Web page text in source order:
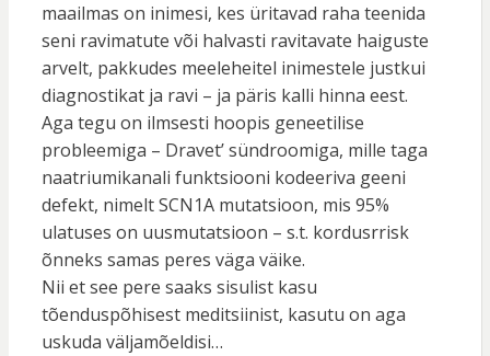
maailmas on inimesi, kes üritavad raha teenida
seni ravimatute või halvasti ravitavate haiguste
arvelt, pakkudes meeleheitel inimestele justkui
diagnostikat ja ravi – ja päris kalli hinna eest.
Aga tegu on ilmsesti hoopis geneetilise
probleemiga – Dravet’ sündroomiga, mille taga
naatriumikanali funktsiooni kodeeriva geeni
defekt, nimelt SCN1A mutatsioon, mis 95%
ulatuses on uusmutatsioon – s.t. kordusrrisk
õnneks samas peres väga väike.
Nii et see pere saaks sisulist kasu
tõenduspõhisest meditsiinist, kasutu on aga
uskuda väljamõeldisi…